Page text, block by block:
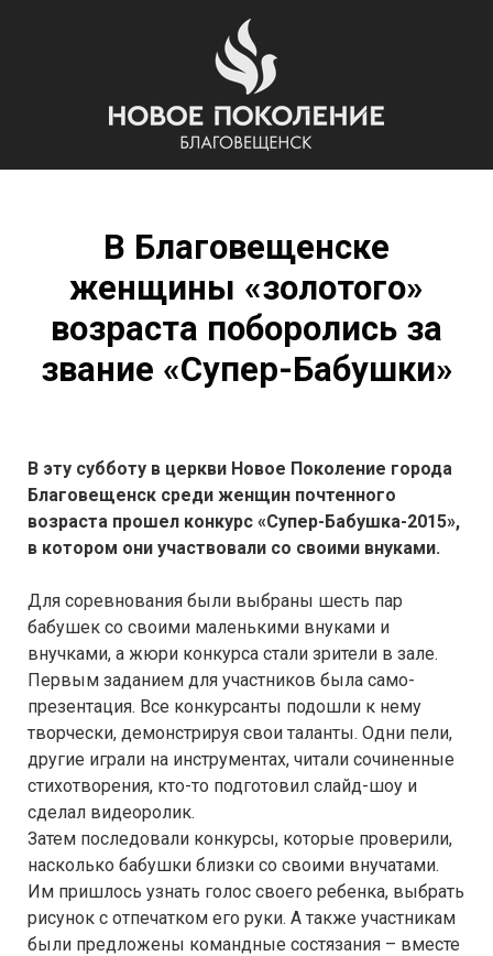
В Благовещенске
женщины «золотого»
возраста поборолись за
звание «Супер-Бабушки»
В эту субботу в церкви Новое Поколение города
Благовещенск среди женщин почтенного
возраста прошел конкурс «Супер-Бабушка-2015»,
в котором они участвовали со своими внуками.
Для соревнования были выбраны шесть пар
бабушек со своими маленькими внуками и
внучками, а жюри конкурса стали зрители в зале.
Первым заданием для участников была само-
презентация. Все конкурсанты подошли к нему
творчески, демонстрируя свои таланты. Одни пели,
другие играли на инструментах, читали сочиненные
стихотворения, кто-то подготовил слайд-шоу и
сделал видеоролик.
Затем последовали конкурсы, которые проверили,
насколько бабушки близки со своими внучатами.
Им пришлось узнать голос своего ребенка, выбрать
рисунок с отпечатком его руки. А также участникам
были предложены командные состязания – вместе